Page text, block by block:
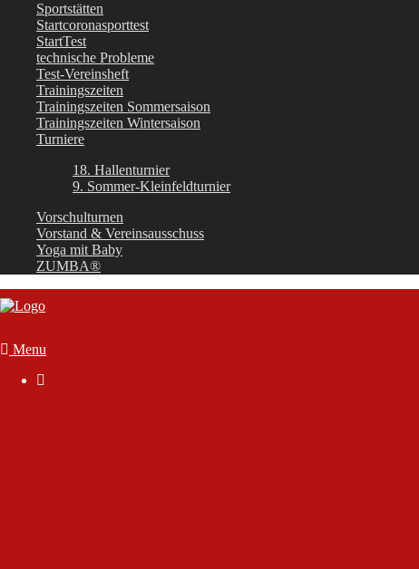
Sportstätten
Startcoronasporttest
StartTest
technische Probleme
Test-Vereinsheft
Trainingszeiten
Trainingszeiten Sommersaison
Trainingszeiten Wintersaison
Turniere
18. Hallenturnier
9. Sommer-Kleinfeldturnier
Vorschulturnen
Vorstand & Vereinsausschuss
Yoga mit Baby
ZUMBA®
Menu
